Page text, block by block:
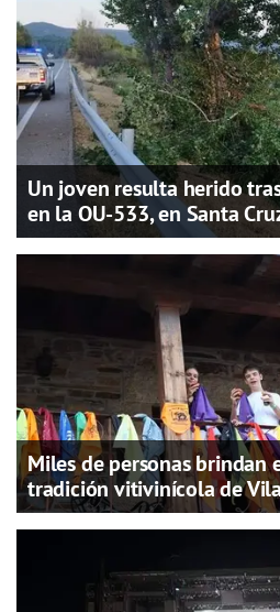
Un joven resulta herido
en la OU-533, en Santa
Miles de personas brindan
tradición vitivinícola de